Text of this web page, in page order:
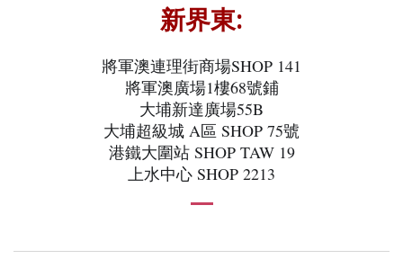
新界東:
將軍澳連理街商場SHOP 141
將軍澳廣場1樓68號鋪
大埔新達廣場55B
大埔超級城 A區 SHOP 75號
港鐵大圍站 SHOP TAW 19
上水中心 SHOP 2213